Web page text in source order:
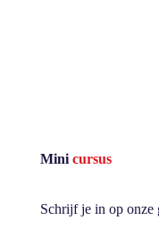
Mini cursus
Schrijf je in op onze